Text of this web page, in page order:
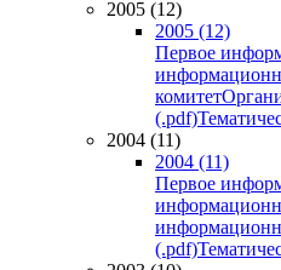
2005 (12)
2005 (12)
Первое
комитет
(.pdf)
2004 (11)
2004 (11)
Первое
(.pdf)